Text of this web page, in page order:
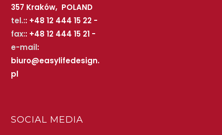
357 Kraków, POLAND
tel.:: +48 12 444 15 22 -
fax:: +48 12 444 15 21 -
e-mail:
biuro@easylifedesign.
pl
SOCIAL MEDIA